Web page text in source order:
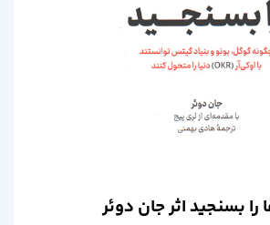
بسنجید اثر جان دوئر